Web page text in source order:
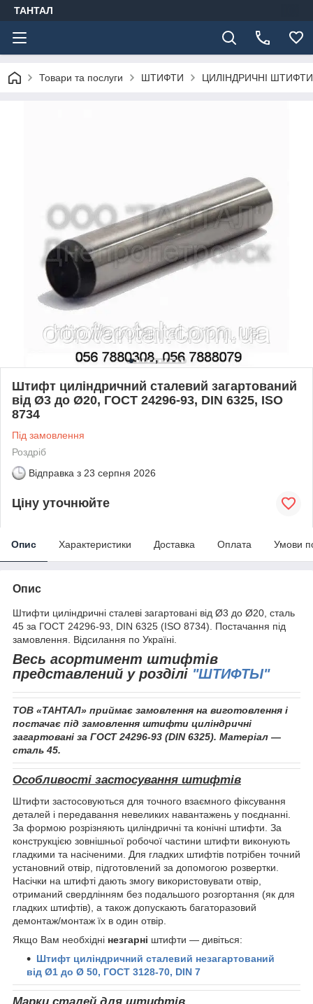
ТАНТАЛ
Товари та послуги ШТИФТИ ЦИЛІНДРИЧНІ ШТИФТИ
Штифт циліндричний сталевий загартований
від Ø3 до Ø20, ГОСТ 24296-93, DIN 6325, ISO
8734
Під замовлення
Роздріб
Відправка з 23 серпня 2026
Ціну уточнюйте
Опис Характеристики Доставка Оплата Умови
Опис
Штифти циліндричні сталеві загартовані від Ø3 до Ø20, сталь
45 за ГОСТ 24296-93, DIN 6325 (ISO 8734). Постачання під
замовлення. Відсилання по Україні.
Весь асортимент штифтів
представлений у розділі "ШТИФТЫ"
ТОВ «ТАНТАЛ» приймає замовлення на виготовлення і
постачає під замовлення штифти циліндричні
загартовані за ГОСТ 24296-93 (DIN 6325). Матеріал —
сталь 45.
Особливості застосування штифтів
Штифти застосовуються для точного взаємного фіксування
деталей і передавання невеликих навантажень у поєднанні.
За формою розрізняють циліндричні та конічні штифти. За
конструкцією зовнішньої робочої частини штифти виконують
гладкими та насіченими. Для гладких штифтів потрібен точний
установний отвір, підготовлений за допомогою розвертки.
Насічки на штифті дають змогу використовувати отвір,
отриманий свердлінням без подальшого розгортання (як для
гладких штифтів), а також допускають багаторазовий
демонтаж/монтаж їх в один отвір.
Якщо Вам необхідні незгарні штифти — дивіться:
Штифт циліндричний сталевий незагартований
від Ø1 до Ø 50, ГОСТ 3128-70, DIN 7